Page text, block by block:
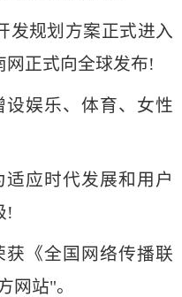
规划方案正式进入
网正式向全球发布!
娱乐、体育、女性
应时代发展和用户
!
《全国网络传播联
网站"。